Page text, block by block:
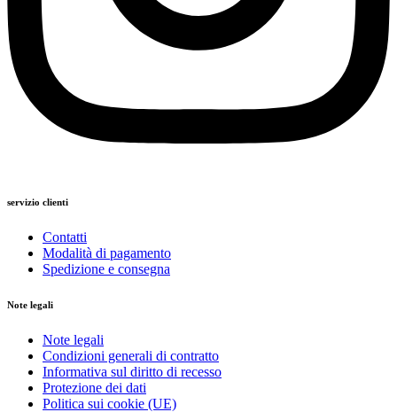
servizio clienti
Contatti
Modalità di pagamento
Spedizione e consegna
Note legali
Note legali
Condizioni generali di contratto
Informativa sul diritto di recesso
Protezione dei dati
Politica sui cookie (UE)